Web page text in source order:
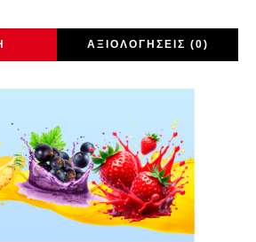
ΑΞΙΟΛΟΓΉΣΕΙΣ (0)